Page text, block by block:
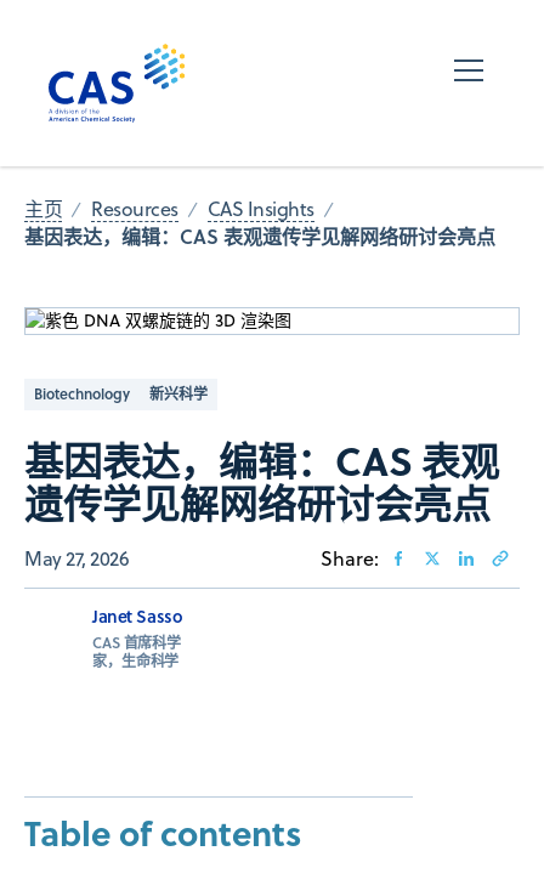
主页 Resources CAS Insights
基因表达，编辑：CAS 表观遗传学见解网络研讨会亮点
Biotechnology 新兴科学
基因表达，编辑：CAS 表观
遗传学见解网络研讨会亮点
May 27, 2026 Share:
Janet Sasso
CAS 首席科学
家，生命科学
Table of contents